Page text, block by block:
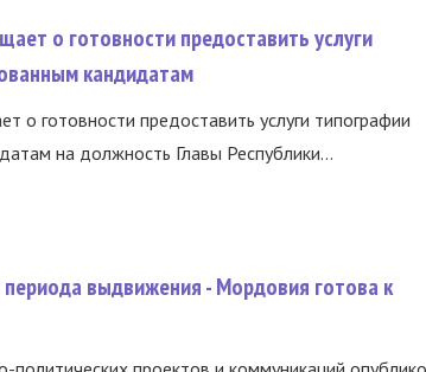
о готовности предоставить услуги
кандидатам
о готовности предоставить услуги типографии
на должность Главы Республики...
выдвижения - Мордовия готова к